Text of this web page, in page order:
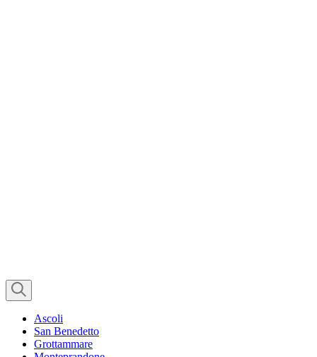
Ascoli
San Benedetto
Grottammare